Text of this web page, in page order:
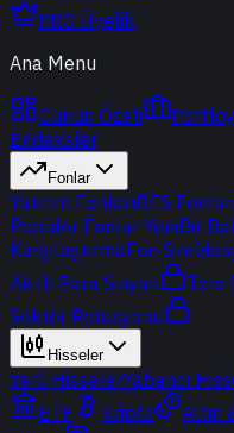
PRO Üyelik
Ana Menu
Günün Özeti
Endeksler
Fonlar
Yatırım FonlarıBES Fonları
Popüler Fonlar YeniBir
KarşılaştırmaFon
Akıllı Para Sinyali
Ters
Sektör Rotasyonu
Hisseler
Yerli HisselerYabancı
ETF
Kripto Altın